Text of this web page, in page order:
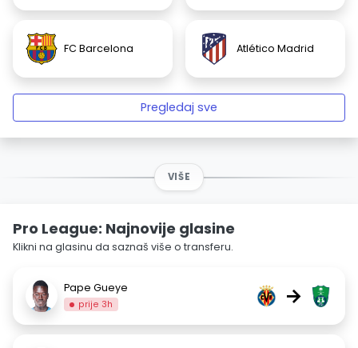
FC Barcelona Atlético Madrid
Pregledaj sve
VIŠE
Pro League: Najnovije glasine
Klikni na glasinu da saznaš više o transferu.
Pape Gueye
prije 3h →